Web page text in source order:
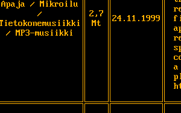
Apaja / Mikroilu
/
Tietokonemusiikki
/ MP3-musiikki
2,7
Mt
24.11.1999